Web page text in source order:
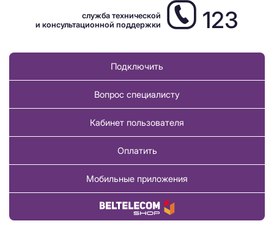
служба технической
и консультационной поддержки
123
Подключить
Вопрос специалисту
Кабинет пользователя
Оплатить
Мобильные приложения
Купить товар